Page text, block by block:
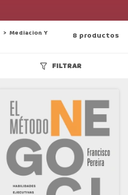
> Mediacion Y
8 productos
FILTRAR